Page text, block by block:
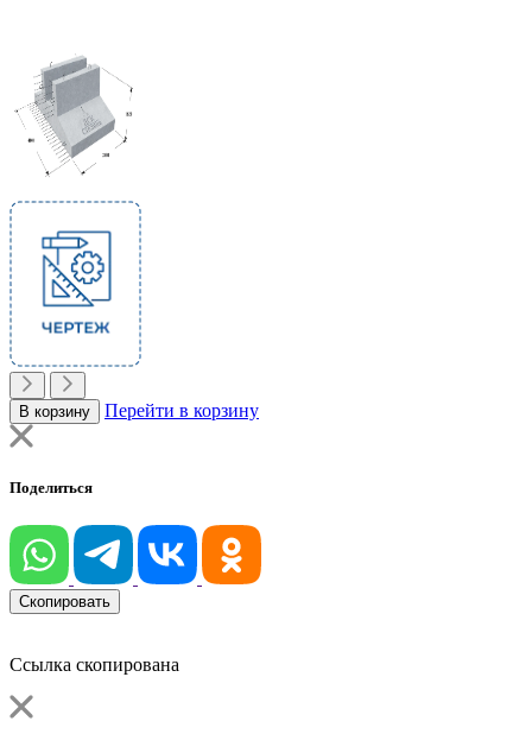
В корзину Перейти в корзину
Поделиться
Скопировать
Ссылка скопирована